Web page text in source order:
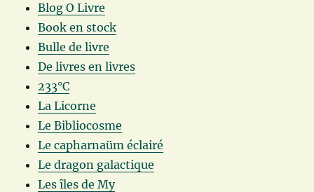
Blog O Livre
Book en stock
Bulle de livre
De livres en livres
233°C
La Licorne
Le Bibliocosme
Le capharnaüm éclairé
Le dragon galactique
Les îles de My